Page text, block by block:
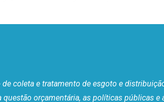
coleta e tratamento de esgoto e
orçamentária, as políticas públicas e